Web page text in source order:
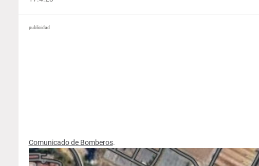
publicidad
Comunicado de Bomberos.